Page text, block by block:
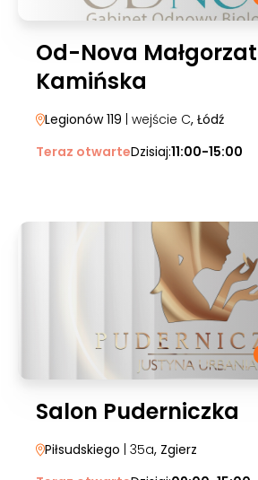
Od-Nova
Kamińska
Legionów 119 | wejście C, Łódź
Teraz otwarteDzisiaj:11:00-15:00
Salon Puderniczka
Piłsudskiego | 35a, Zgierz